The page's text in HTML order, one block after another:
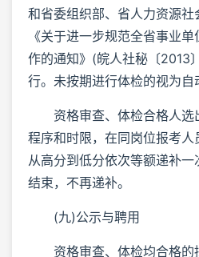
和省委组织部、省人力资源
《关于进一步规范全省事业
作的通知》(皖人社秘〔2013
行。未按期进行体检的视为自
资格审查、体检合格人选
程序和时限，在同岗位报考
从高分到低分依次等额递补
结束，不再递补。
(九)公示与聘用
资格审查、体检均合格的